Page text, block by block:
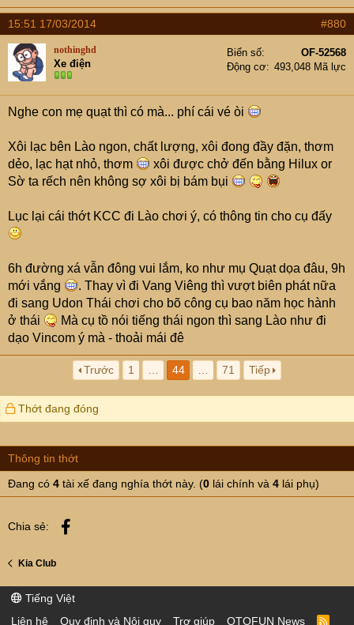
15:51 17/03/2014 #880
nothinghd
Xe điện
Biển số
OF-52568
Động cơ
493,048 Mã lực
Nghe con mẹ quạt thì có mà... phí cái vé òi
Xôi lạc bên Lào ngon, chất lượng, xôi đong đầy đặn, thơm
dẻo, lạc hạt nhỏ, thơm
xôi được chở đến bằng Hilux or
Sờ ta rếch nên không sợ xôi bị bám bụi
Lục lại cái thớt KCC đi Lào chơi ý, có thông tin cho cụ đấy
6h đường xá vẫn đông vui lắm, ko như mụ Quạt dọa đâu, 9h
mới vắng
. Thay vì đi Vang Viêng thì vượt biên phát nữa
đi sang Udon Thái chơi cho bõ công cụ bao năm học hành
ở thái
Mà cụ tồ nói tiếng thái ngon thì sang Lào như đi
dạo Vincom ý mà - thoải mái đê
Trước 1 44 71 Tiếp
Thớt đang đóng
Thông tin thớt
Đang có 4 tài xế đang nghía thớt này. (0 lái chính và 4 lái phụ)
Chia sẻ:
Kia Club
Tiếng Việt
Liên hệ
Quy định và Nội quy Trợ giúp OTOFUN News R